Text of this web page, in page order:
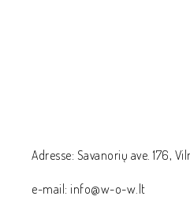
Adresse: Savanorių ave. 176,
e-mail: info@w-o-w.lt